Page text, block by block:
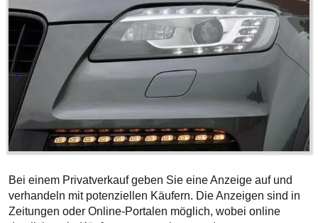
Bei einem Privatverkauf geben Sie eine Anzeige auf und
verhandeln mit potenziellen Käufern. Die Anzeigen sind in
Zeitungen oder Online-Portalen möglich, wobei online